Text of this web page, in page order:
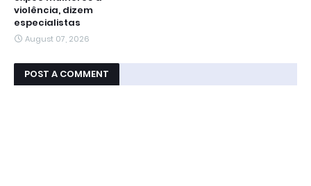
violência, dizem
especialistas
August 07, 2026
POST A COMMENT